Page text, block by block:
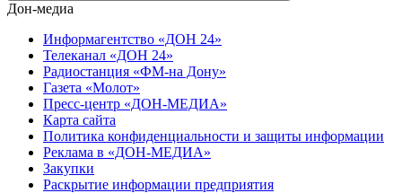
Дон-медиа
Информагентство «ДОН 24»
Телеканал «ДОН 24»
Радиостанция «ФМ-на Дону»
Газета «Молот»
Пресс-центр «ДОН-МЕДИА»
Карта сайта
Политика конфиденциальности и защиты информации
Реклама в «ДОН-МЕДИА»
Закупки
Раскрытие информации предприятия